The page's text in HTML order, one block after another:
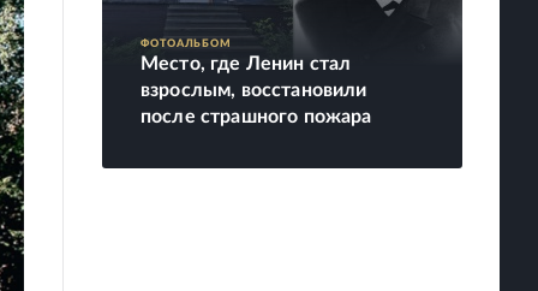
ФОТОАЛЬБОМ
Место, где Ленин стал
взрослым, восстановили
после страшного пожара